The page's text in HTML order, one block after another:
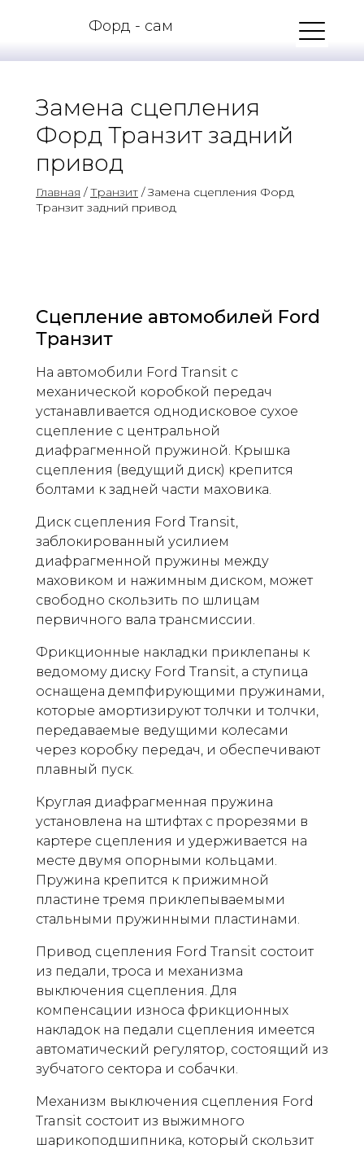
Форд - сам
Замена сцепления
Форд Транзит задний
привод
Главная /Транзит / Замена сцепления Форд
Транзит задний привод
Сцепление автомобилей Ford
Транзит
На автомобили Ford Transit с
механической коробкой передач
устанавливается однодисковое сухое
сцепление с центральной
диафрагменной пружиной. Крышка
сцепления (ведущий диск) крепится
болтами к задней части маховика.
Диск сцепления Ford Transit,
заблокированный усилием
диафрагменной пружины между
маховиком и нажимным диском, может
свободно скользить по шлицам
первичного вала трансмиссии.
Фрикционные накладки приклепаны к
ведомому диску Ford Transit, а ступица
оснащена демпфирующими пружинами,
которые амортизируют толчки и толчки,
передаваемые ведущими колесами
через коробку передач, и обеспечивают
плавный пуск.
Круглая диафрагменная пружина
установлена ​​на штифтах с прорезями в
картере сцепления и удерживается на
месте двумя опорными кольцами.
Пружина крепится к прижимной
пластине тремя приклепываемыми
стальными пружинными пластинами.
Привод сцепления Ford Transit состоит
из педали, троса и механизма
выключения сцепления. Для
компенсации износа фрикционных
накладок на педали сцепления имеется
автоматический регулятор, состоящий из
зубчатого сектора и собачки.
Механизм выключения сцепления Ford
Transit состоит из выжимного
шарикоподшипника, который скользит